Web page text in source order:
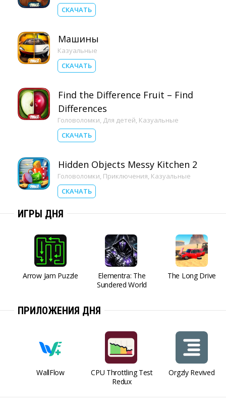
СКАЧАТЬ
Машины
Казуальные
СКАЧАТЬ
Find the Difference Fruit – Find
Differences
Головоломки, Для детей, Казуальные
СКАЧАТЬ
Hidden Objects Messy Kitchen 2
Головоломки, Приключения, Казуальные
СКАЧАТЬ
ИГРЫ ДНЯ
Arrow Jam Puzzle
Elementra: The
Sundered World
The Long Drive
ПРИЛОЖЕНИЯ ДНЯ
WallFlow
CPU Throttling Test
Redux
Orgzly Revived